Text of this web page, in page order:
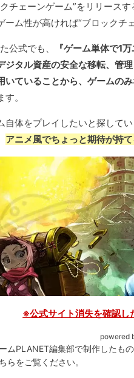
チェーンゲーム”をリリース
ム性が高ければ“ブロックチ
公式でも、
『ゲーム単体で1
ジタル資産の安全な移転、管
いていることから、ゲームの
。
自体をプレイしたいと探して
アニメ風でちょっと期待が持
※公式サイト消失を確認し
powered
ムPLANET編集部で制作したもの
らをご覧ください。